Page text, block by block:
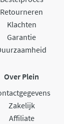
Retourneren
Klachten
Garantie
Over Plein
Zakelijk
Affiliate